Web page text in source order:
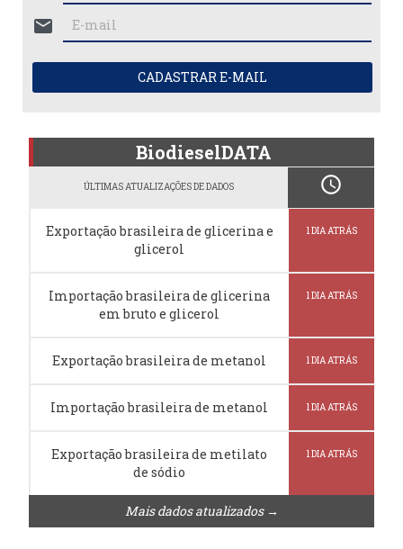
mail
CADASTRAR E-MAIL
BiodieselDATA
ÚLTIMAS ATUALIZAÇÕES DE DADOS schedule
Exportação brasileira de glicerina e
glicerol
1 DIA ATRÁS
Importação brasileira de glicerina
em bruto e glicerol
1 DIA ATRÁS
Exportação brasileira de metanol 1 DIA ATRÁS
Importação brasileira de metanol 1 DIA ATRÁS
Exportação brasileira de metilato
de sódio
1 DIA ATRÁS
Mais dados atualizados →